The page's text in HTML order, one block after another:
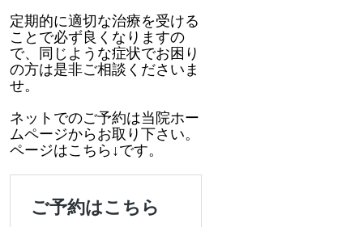
定期的に適切な治療を受ける
ことで必ず良くなりますの
で、同じような症状でお困り
の方は是非ご相談くださいま
せ。
ネットでのご予約は当院ホー
ムページからお取り下さい。
ページはこちら↓です。